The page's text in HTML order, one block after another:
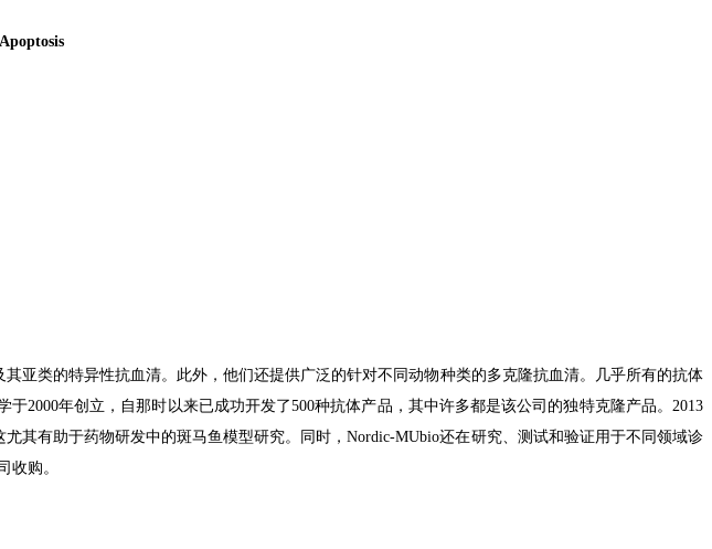
Apoptosis
亚类的特异性抗血清。此外，他们还提供广泛的针对不同动物种类的多克隆抗血清。几乎所有的抗体
于2000年创立，自那时以来已成功开发了500种抗体产品，其中许多都是该公司的独特克隆产品。2013
其有助于药物研发中的斑马鱼模型研究。同时，Nordic-MUbio还在研究、测试和验证用于不同领域诊
收购。